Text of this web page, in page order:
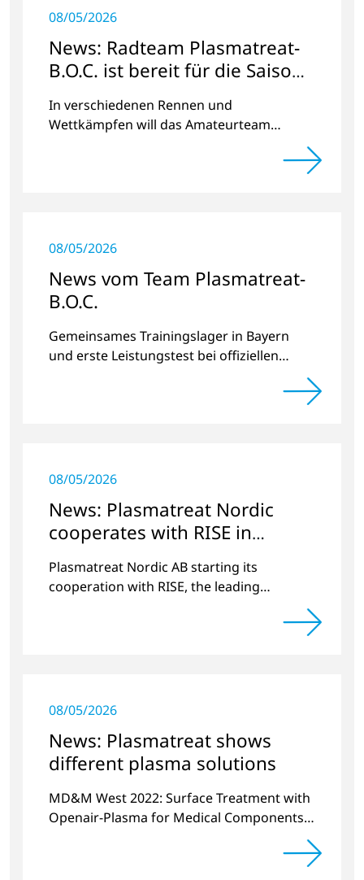
08/05/2026
News: Radteam Plasmatreat-
B.O.C. ist bereit für die Saison
2023
In verschiedenen Rennen und
Wettkämpfen will das Amateurteam
Projekt „Der Weg nach Hause“ sammeln.
08/05/2026
News vom Team Plasmatreat-
B.O.C.
Gemeinsames Trainingslager in Bayern
und erste Leistungstest bei offiziellen
08/05/2026
News: Plasmatreat Nordic
cooperates with RISE in
Scandinavia
Plasmatreat Nordic AB starting its
cooperation with RISE, the leading
08/05/2026
News: Plasmatreat shows
different plasma solutions
MD&M West 2022: Surface Treatment with
Openair-Plasma for Medical Components